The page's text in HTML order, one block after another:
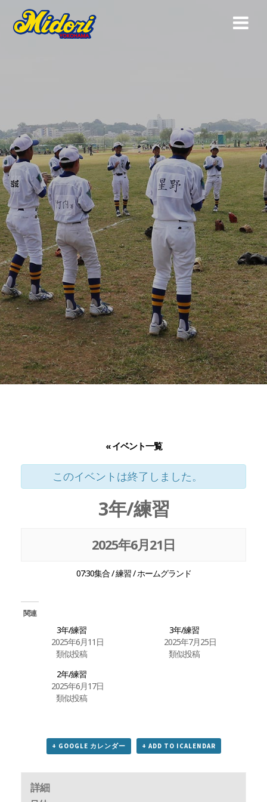
« イベント一覧
このイベントは終了しました。
3年/練習
2025年6月21日
07:30集合 / 練習 / ホームグランド
関連
3年/練習
2025年6月11日
類似投稿
3年/練習
2025年7月25日
類似投稿
2年/練習
2025年6月17日
類似投稿
+ GOOGLE カレンダー + ADD TO ICALENDAR
詳細